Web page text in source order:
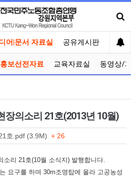
어|문서 자료실 공유게시판 선거
홍보선전자료 교육자료실 동영상/
장의소리 21호(2013년 10월)
호.pdf (3.9M) + 26
소리 21호(10월 소식지) 발행합니다.
요구를 하며 30m조명탑에 올라 고공농성